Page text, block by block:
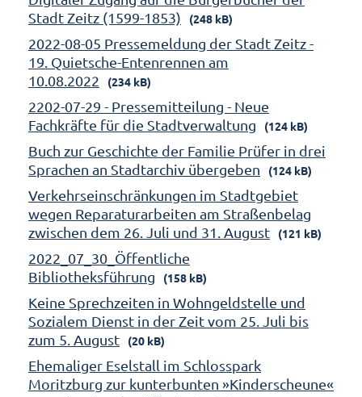
Stadt Zeitz (1599-1853)
(248 kB)
2022-08-05 Pressemeldung der Stadt Zeitz -
19. Quietsche-Entenrennen am
10.08.2022
(234 kB)
2202-07-29 - Pressemitteilung - Neue
Fachkräfte für die Stadtverwaltung
(124 kB)
Buch zur Geschichte der Familie Prüfer in drei
Sprachen an Stadtarchiv übergeben
(124 kB)
Verkehrseinschränkungen im Stadtgebiet
wegen Reparaturarbeiten am Straßenbelag
zwischen dem 26. Juli und 31. August
(121 kB)
2022_07_30_Öffentliche
Bibliotheksführung
(158 kB)
Keine Sprechzeiten in Wohngeldstelle und
Sozialem Dienst in der Zeit vom 25. Juli bis
zum 5. August
(20 kB)
Ehemaliger Eselstall im Schlosspark
Moritzburg zur kunterbunten »Kinderscheune«